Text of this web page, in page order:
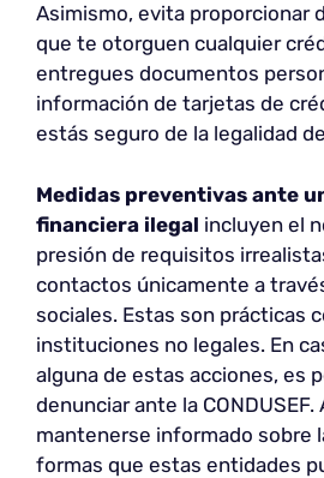
Asimismo, evita proporcionar
que te otorguen cualquier
entregues documentos
información de tarjetas de
estás seguro de la legalidad
Medidas preventivas ante
financiera ilegal incluyen el
presión de requisitos
contactos únicamente a
sociales. Estas son prácticas
instituciones no legales. En
alguna de estas acciones, es
denunciar ante la
mantenerse informado sobre
formas que estas entidades